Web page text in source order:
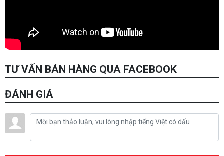
TƯ VẤN BÁN HÀNG QUA FACEBOOK
ĐÁNH GIÁ